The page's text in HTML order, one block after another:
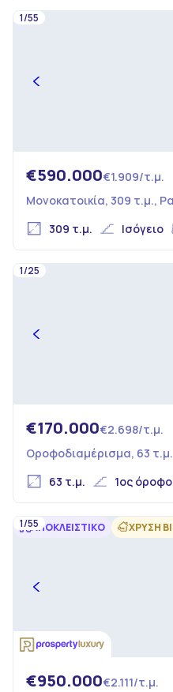
1/55
€590.000€1.909/τ.μ.
Μονοκατοικία, 309 τ.μ.,
309 τ.μ.
Ισόγειο
1/25
€170.000€2.698/τ.μ.
Οροφοδιαμέρισμα, 63
63 τ.μ.
1ος
ΑΠΟΚΛΕΙΣΤΙΚΟ ΧΡΥΣΗ
1/55
€950.000€2.111/τ.μ.